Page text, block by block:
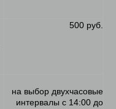
500 руб.
на выбор двухчасовые
интервалы с 14:00 до